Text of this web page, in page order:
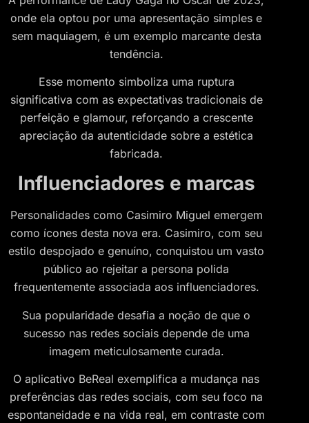
onde ela optou por uma apresentação simples e
sem maquiagem, é um exemplo marcante desta
tendência.
Esse momento simboliza uma ruptura
significativa com as expectativas tradicionais de
perfeição e glamour, reforçando a crescente
apreciação da autenticidade sobre a estética
fabricada.
Influenciadores e marcas
Personalidades como Casimiro Miguel emergem
como ícones desta nova era. Casimiro, com seu
estilo despojado e genuíno, conquistou um vasto
público ao rejeitar a persona polida
frequentemente associada aos influenciadores.
Sua popularidade desafia a noção de que o
sucesso nas redes sociais depende de uma
imagem meticulosamente curada.
O aplicativo BeReal exemplifica a mudança nas
preferências das redes sociais, com seu foco na
espontaneidade e na vida real, em contraste com